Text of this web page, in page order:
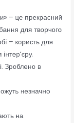
– це прекрасний
для творчого
– користь для
Зроблено в
незначно
на